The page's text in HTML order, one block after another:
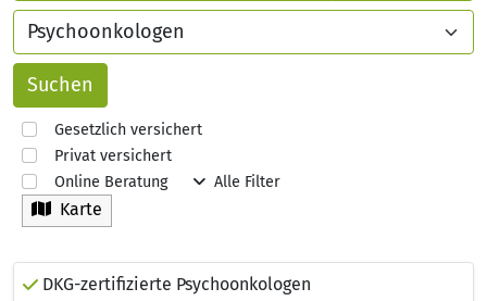
Gesetzlich versichert
Privat versichert
Online Beratung
Alle Filter
Karte
DKG-zertifizierte Psychoonkologen